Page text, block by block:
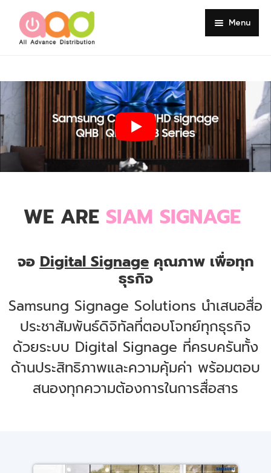
Menu
About
Products
Services
Portfolio
Knowledge
WE ARE SIAM SIGNAGE
จอ Digital Signageคุณภาพ เพื่อทุก
ธุรกิจ
Samsung Signage Solutions นำเสนอสื่อ
ประชาสัมพันธ์ดิจิทัลที่ตอบโจทย์ทุกธุรกิจ
ด้วยระบบ Digital Signage ที่ครบครันทั้ง
ด้านประสิทธิภาพและความคุ้มค่า พร้อมตอบ
สนองทุกความต้องการในการสื่อสาร